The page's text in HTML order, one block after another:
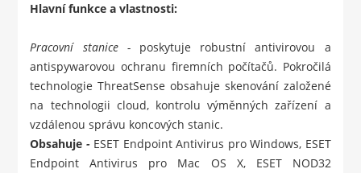
Hlavní funkce a vlastnosti:
Pracovní stanice - poskytuje robustní antivirovou a
antispywarovou ochranu firemních počítačů. Pokročilá
technologie ThreatSense obsahuje skenování založené
na technologii cloud, kontrolu výměnných zařízení a
vzdálenou správu koncových stanic.
Obsahuje - ESET Endpoint Antivirus pro Windows, ESET
Endpoint Antivirus pro Mac OS X, ESET NOD32